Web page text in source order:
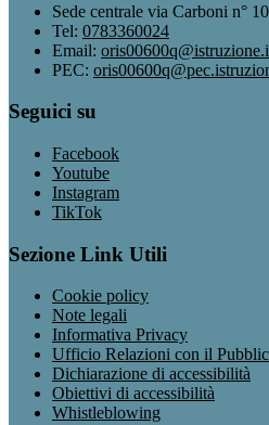
Sede centrale via Carboni n°
Tel: 0783360024
Email:
PEC:
Seguici su
Facebook
Youtube
Instagram
TikTok
Sezione Link Utili
Cookie policy
Note legali
Informativa Privacy
Ufficio Relazioni con il
Dichiarazione di accessibilità
Obiettivi di accessibilità
Whistleblowing